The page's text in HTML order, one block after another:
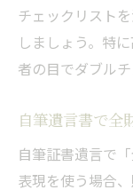
チェックリスト
しましょう。特
者の目でダブル
自筆遺言書で全
自筆証書遺言で
表現を使う場合